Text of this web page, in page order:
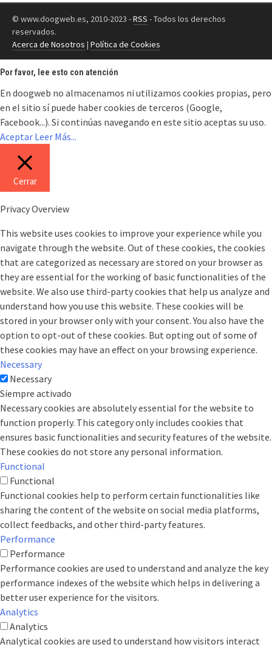
© www.doogweb.es, 2010-2023 -RSS - Todos los derechos
reservados.
Acerca de Nosotros | Política de Cookies
Por favor, lee esto con atención
En doogweb no almacenamos ni utilizamos cookies propias, pero
en el sitio sí puede haber cookies de terceros (Google,
Facebook...). Si continúas navegando en este sitio aceptas su uso.
Aceptar Leer Más...
Cerrar
Privacy Overview
This website uses cookies to improve your experience while you
navigate through the website. Out of these cookies, the cookies
that are categorized as necessary are stored on your browser as
they are essential for the working of basic functionalities of the
website. We also use third-party cookies that help us analyze and
understand how you use this website. These cookies will be
stored in your browser only with your consent. You also have the
option to opt-out of these cookies. But opting out of some of
these cookies may have an effect on your browsing experience.
Necessary
Necessary
Siempre activado
Necessary cookies are absolutely essential for the website to
function properly. This category only includes cookies that
ensures basic functionalities and security features of the website.
These cookies do not store any personal information.
Functional
Functional
Functional cookies help to perform certain functionalities like
sharing the content of the website on social media platforms,
collect feedbacks, and other third-party features.
Performance
Performance
Performance cookies are used to understand and analyze the key
performance indexes of the website which helps in delivering a
better user experience for the visitors.
Analytics
Analytics
Analytical cookies are used to understand how visitors interact